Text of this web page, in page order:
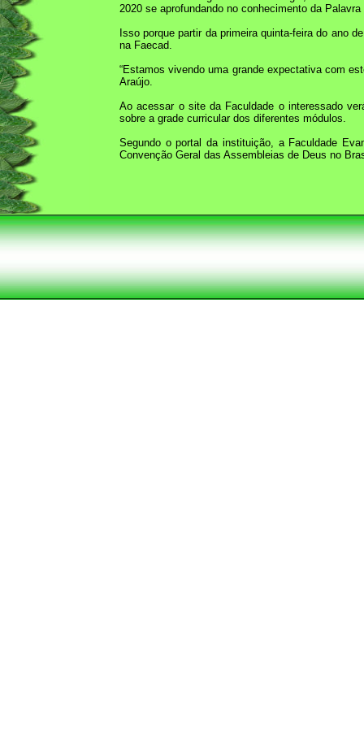
2020 se aprofundando no conhecimento da Palavra
Isso porque partir da primeira quinta-feira do ano
na Faecad.
“Estamos vivendo uma grande expectativa com
Araújo.
Ao acessar o site da Faculdade o interessado
sobre a grade curricular dos diferentes módulos.
Segundo o portal da instituição, a Faculdade
Convenção Geral das Assembleias de Deus no